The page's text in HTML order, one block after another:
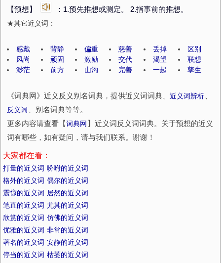
【预想】
：1.预先推想或测定。 2.指事前的推想。
★其它近义词：
感戴 背静 偏重 慈善 丢掉
区别
风尚
顽固 激励 交代 渴望
联想
渺茫
前方 山沟 完善 一起 孳生
《词典网》近义反义别名词典，提供近义词词典、 近义词辨析
反义词
、别名词典等等。
更多内容请查看【词典网 】近义词反义词词典。关于预想的近义
词有哪些，如有疑问，请与我们联系。谢谢！
大家都在看：
打量的近义词 吩咐的近义词
格外的近义词 偶尔的近义词
震惊的近义词 居然的近义词
笔直的近义词 尤其的近义词
欣赏的近义词 仿佛的近义词
优雅的近义词 非常的近义词
著名的近义词 安静的近义词
停当的近义词 枯萎的近义词